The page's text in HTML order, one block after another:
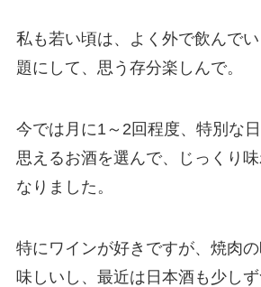
私も若い頃は、よく外で飲んで
題にして、思う存分楽しんで。
今では月に1～2回程度、特別な
思えるお酒を選んで、じっくり
なりました。
特にワインが好きですが、焼肉
味しいし、最近は日本酒も少し